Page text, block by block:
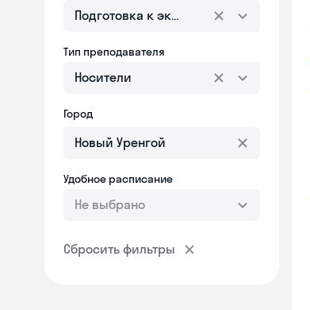
Подготовка к экзаменам
Тип преподавателя
Носители
Город
Удобное расписание
Не выбрано
Сбросить фильтры